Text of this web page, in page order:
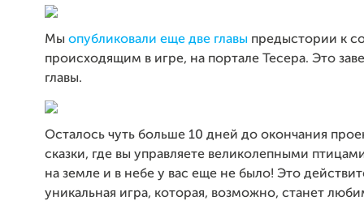
Мы опубликовали еще две главы предыстории к
происходящим в игре, на портале Тесера. Это
главы.
Осталось чуть больше 10 дней до окончания
сказки, где вы управляете великолепными
на земле и в небе у вас еще не было! Это
уникальная игра, которая, возможно, станет